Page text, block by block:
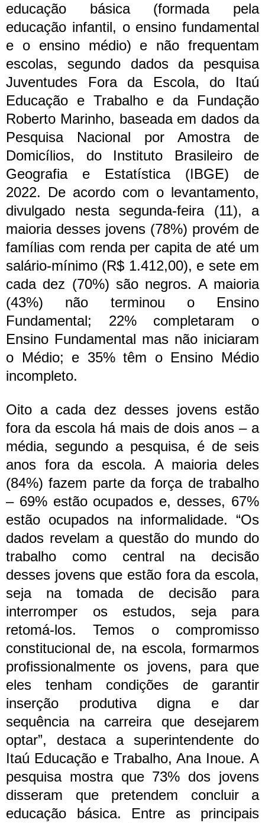
educação básica (formada pela
educação infantil, o ensino fundamental
e o ensino médio) e não frequentam
escolas, segundo dados da pesquisa
Juventudes Fora da Escola, do Itaú
Educação e Trabalho e da Fundação
Roberto Marinho, baseada em dados da
Pesquisa Nacional por Amostra de
Domicílios, do Instituto Brasileiro de
Geografia e Estatística (IBGE) de
2022. De acordo com o levantamento,
divulgado nesta segunda-feira (11), a
maioria desses jovens (78%) provém de
famílias com renda per capita de até um
salário-mínimo (R$ 1.412,00), e sete em
cada dez (70%) são negros. A maioria
(43%) não terminou o Ensino
Fundamental; 22% completaram o
Ensino Fundamental mas não iniciaram
o Médio; e 35% têm o Ensino Médio
incompleto.
Oito a cada dez desses jovens estão
fora da escola há mais de dois anos – a
média, segundo a pesquisa, é de seis
anos fora da escola. A maioria deles
(84%) fazem parte da força de trabalho
– 69% estão ocupados e, desses, 67%
estão ocupados na informalidade. “Os
dados revelam a questão do mundo do
trabalho como central na decisão
desses jovens que estão fora da escola,
seja na tomada de decisão para
interromper os estudos, seja para
retomá-los. Temos o compromisso
constitucional de, na escola, formarmos
profissionalmente os jovens, para que
eles tenham condições de garantir
inserção produtiva digna e dar
sequência na carreira que desejarem
optar”, destaca a superintendente do
Itaú Educação e Trabalho, Ana Inoue. A
pesquisa mostra que 73% dos jovens
disseram que pretendem concluir a
educação básica. Entre as principais